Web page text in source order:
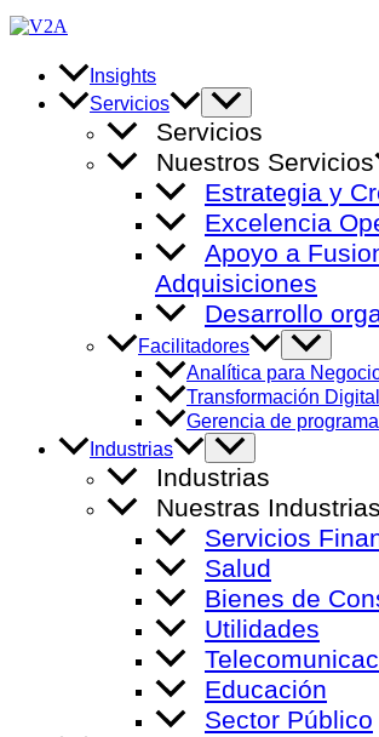
Ir
al
contenido
Insights
Servicios
Alternar
menú
Servicios
Nuestros Servicios
Estrategia y
Excelencia
Apoyo a
Adquisiciones
Desarrollo
Facilitadores
Alternar
menú
Analítica para
Transformación
Gerencia de
Industrias
Alternar
menú
Industrias
Nuestras Industrias
Servicios
Salud
Bienes de
Utilidades
Educación
Sector Público